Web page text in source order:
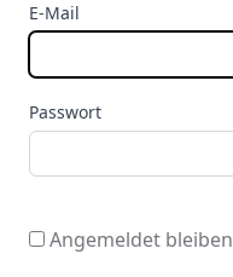
E-Mail
Passwort
Angemeldet bleiben